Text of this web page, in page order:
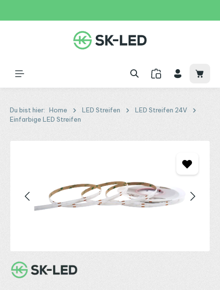
Du bist hier: Home LED Streifen
LED Streifen 24V
Einfarbige LED Streifen